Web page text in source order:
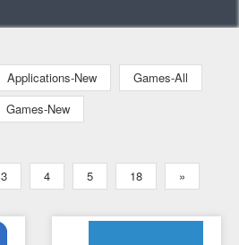
Applications-New
Games-All
Games-New
3 4 5 18 »